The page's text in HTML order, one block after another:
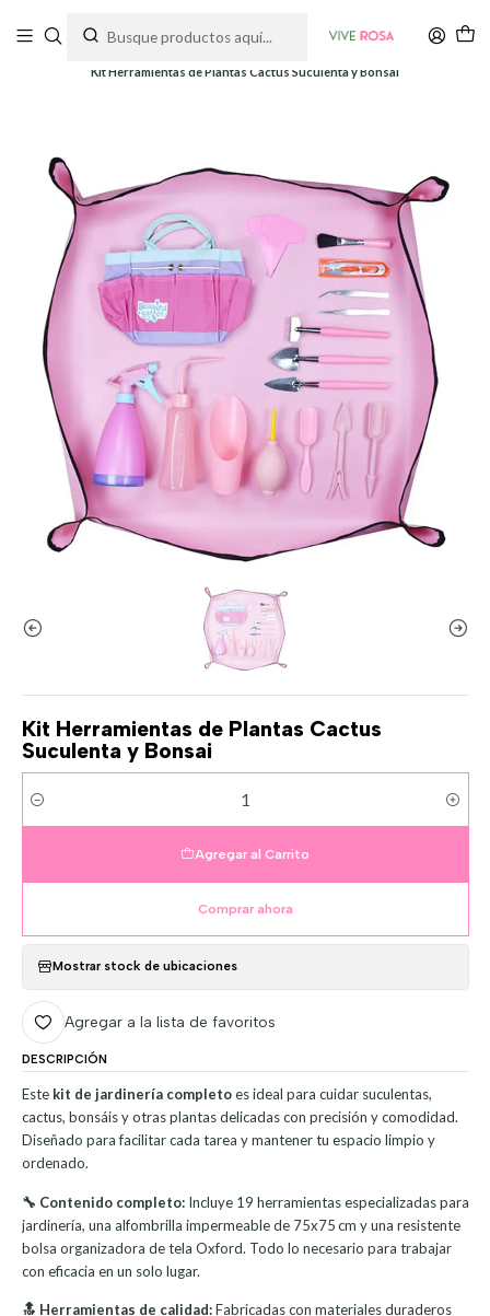
Kit Herramientas de Plantas Cactus Suculenta y Bonsai
Kit Herramientas de Plantas Cactus
Suculenta y Bonsai
Cantidad
Agregar al Carrito
Comprar ahora
Mostrar stock de ubicaciones
Agregar a la lista de favoritos
DESCRIPCIÓN
Este kit de jardinería completoes ideal para cuidar suculentas,
cactus, bonsáis y otras plantas delicadas con precisión y comodidad.
Diseñado para facilitar cada tarea y mantener tu espacio limpio y
ordenado.
🔧 Contenido completo:Incluye 19 herramientas especializadas para
jardinería, una alfombrilla impermeable de 75x75 cm y una resistente
bolsa organizadora de tela Oxford. Todo lo necesario para trabajar
con eficacia en un solo lugar.
🔝 Herramientas de calidad:Fabricadas con materiales duraderos